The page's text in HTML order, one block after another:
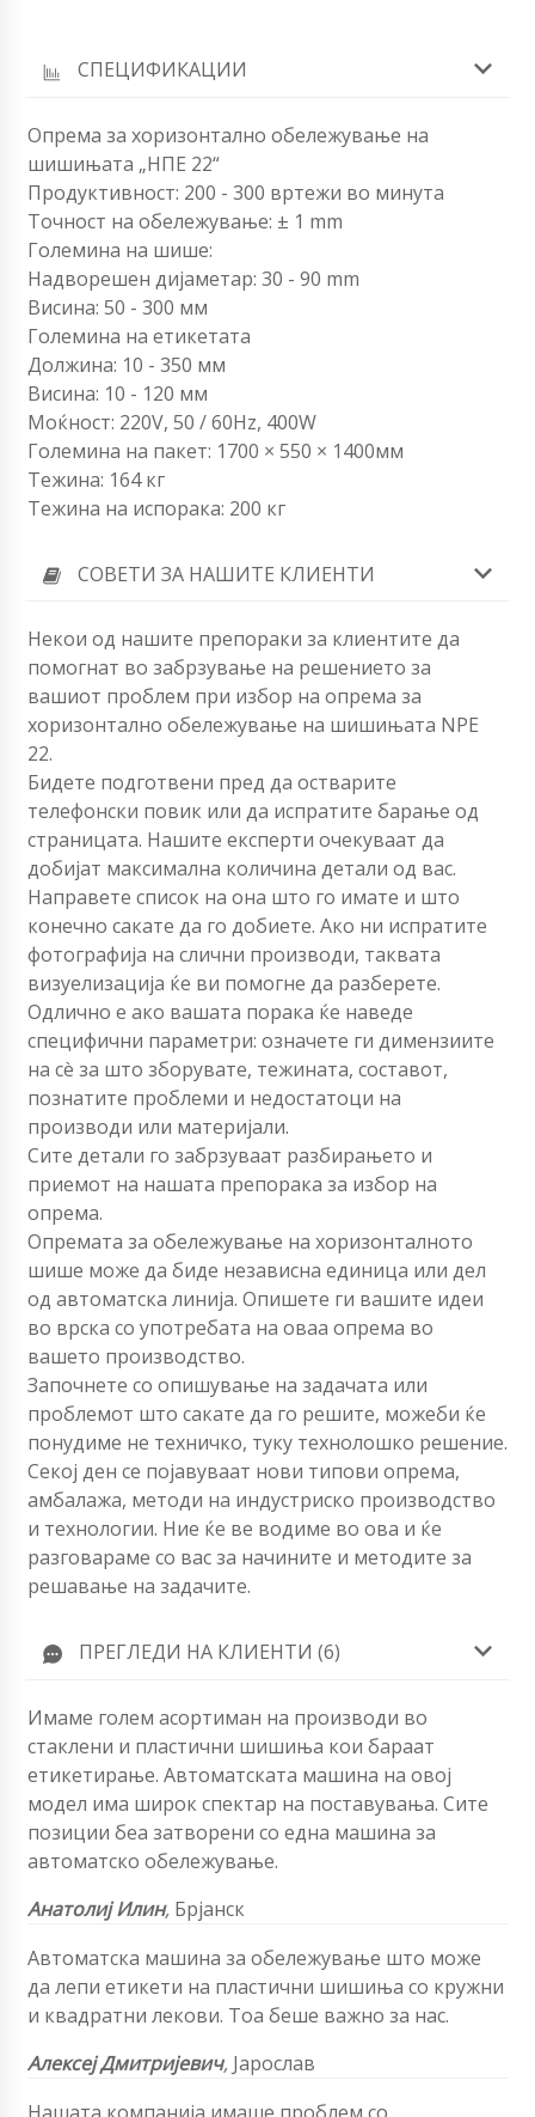
СПЕЦИФИКАЦИИ
Опрема за хоризонтално обележување на
шишињата „НПЕ 22“
Продуктивност: 200 - 300 вртежи во минута
Точност на обележување: ± 1 mm
Големина на шише:
Надворешен дијаметар: 30 - 90 mm
Висина: 50 - 300 мм
Големина на етикетата
Должина: 10 - 350 мм
Висина: 10 - 120 мм
Моќност: 220V, 50 / 60Hz, 400W
Големина на пакет: 1700 × 550 × 1400мм
Тежина: 164 кг
Тежина на испорака: 200 кг
СОВЕТИ ЗА НАШИТЕ КЛИЕНТИ
Некои од нашите препораки за клиентите да
помогнат во забрзување на решението за
вашиот проблем при избор на опрема за
хоризонтално обележување на шишињата NPE
22.
Бидете подготвени пред да остварите
телефонски повик или да испратите барање од
страницата. Нашите експерти очекуваат да
добијат максимална количина детали од вас.
Направете список на она што го имате и што
конечно сакате да го добиете. Ако ни испратите
фотографија на слични производи, таквата
визуелизација ќе ви помогне да разберете.
Одлично е ако вашата порака ќе наведе
специфични параметри: означете ги димензиите
на сè за што зборувате, тежината, составот,
познатите проблеми и недостатоци на
производи или материјали.
Сите детали го забрзуваат разбирањето и
приемот на нашата препорака за избор на
опрема.
Опремата за обележување на хоризонталното
шише може да биде независна единица или дел
од автоматска линија. Опишете ги вашите идеи
во врска со употребата на оваа опрема во
вашето производство.
Започнете со опишување на задачата или
проблемот што сакате да го решите, можеби ќе
понудиме не техничко, туку технолошко решение.
Секој ден се појавуваат нови типови опрема,
амбалажа, методи на индустриско производство
и технологии. Ние ќе ве водиме во ова и ќе
разговараме со вас за начините и методите за
решавање на задачите.
ПРЕГЛЕДИ НА КЛИЕНТИ (6)
Имаме голем асортиман на производи во
стаклени и пластични шишиња кои бараат
етикетирање. Автоматската машина на овој
модел има широк спектар на поставувања. Сите
позиции беа затворени со една машина за
автоматско обележување.
Анатолиј Илин, Брјанск
Автоматска машина за обележување што може
да лепи етикети на пластични шишиња со кружни
и квадратни лекови. Тоа беше важно за нас.
Алексеј Дмитријевич, Јарослав